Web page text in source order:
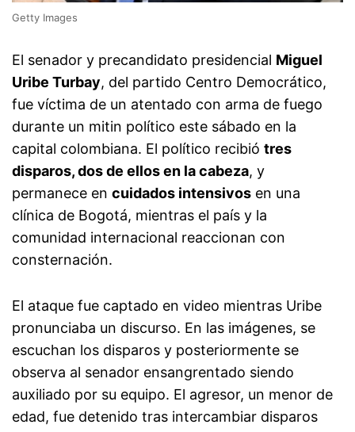
Getty Images
El senador y precandidato presidencial Miguel
Uribe Turbay, del partido Centro Democrático,
fue víctima de un atentado con arma de fuego
durante un mitin político este sábado en la
capital colombiana. El político recibió tres
disparos, dos de ellos en la cabeza, y
permanece en cuidados intensivos en una
clínica de Bogotá, mientras el país y la
comunidad internacional reaccionan con
consternación.
El ataque fue captado en video mientras Uribe
pronunciaba un discurso. En las imágenes, se
escuchan los disparos y posteriormente se
observa al senador ensangrentado siendo
auxiliado por su equipo. El agresor, un menor de
edad, fue detenido tras intercambiar disparos